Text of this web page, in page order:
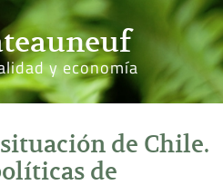
y economía
de Chile.
de